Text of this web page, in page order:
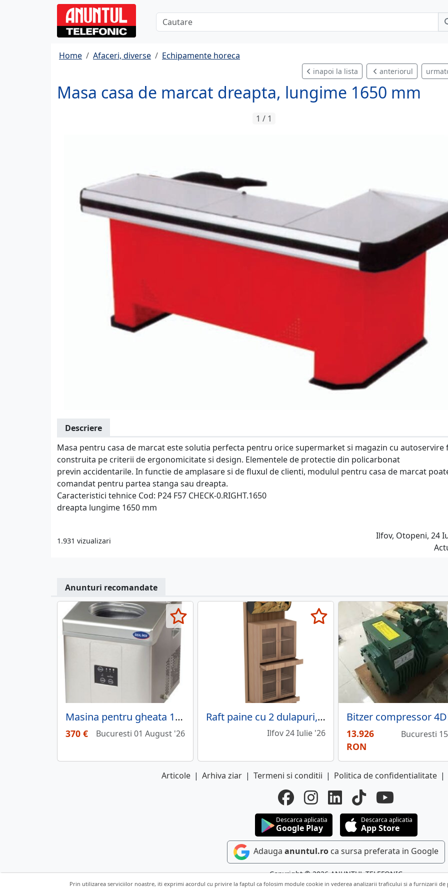
Home Afaceri, diverse Echipamente horeca
inapoi la lista anteriorul
Masa casa de marcat dreapta, lungime 1650 mm
1 / 1
Descriere
Masa pentru casa de marcat este solutia perfecta pentru orice supermarket si magazin cu autoservire
construita pe criterii de ergonomicitate si design. Elementele de protectie din policarbonat
previn accidentarile. In functie de amplasare si de fluxul de clienti, modulul pentru casa de marcat
comandat pentru partea stanga sau dreapta.
Caracteristici tehnice Cod: P24 F57 CHECK-0.RIGHT.1650
dreapta lungime 1650 mm
1.931 vizualizari
Ilfov, Otopeni, 24
Anunturi recomandate
Masina pentru gheata 15 kg - clr.254.zb15ap
370 € Bucuresti 01 August '26
Raft paine cu 2 dulapuri, l 700 mm, h 2270 mm
Ilfov 24 Iulie '26
13.926
RON
Bucuresti
Articole | Arhiva ziar | Termeni si conditii | Politica de confidentialitate |
Descarca aplicatia
Google Play
Descarca aplicatia
App Store
Adauga anuntul.ro ca sursa preferata in Google
Copyright © 2026 ANUNTUL TELEFONIC
Toate drepturile rezervate.
Prin utilizarea serviciilor noastre, iti exprimi acordul cu privire la faptul ca folosim module cookie in vederea analizarii traficului si a furnizarii